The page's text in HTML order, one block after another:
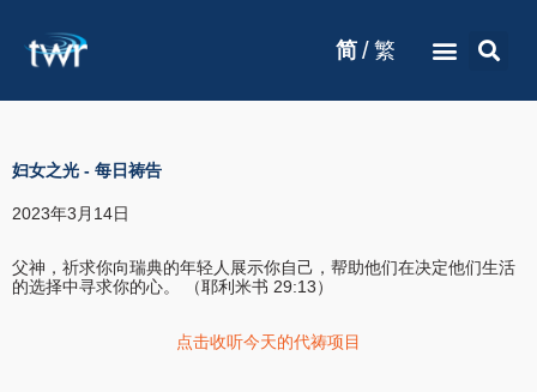
简 / 繁
妇女之光 - 每日祷告
2023年3月14日
父神，祈求你向瑞典的年轻人展示你自己，帮助他们在决定他们生活
的选择中寻求你的心。 （耶利米书 29:13）
点击收听今天的代祷项目